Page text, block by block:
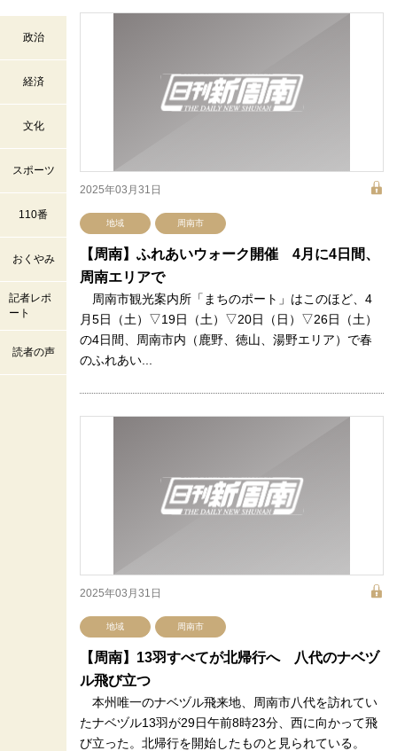
政治
経済
文化
スポーツ
110番
おくやみ
記者レポ
ート
読者の声
2025年03月31日
地域 周南市
【周南】ふれあいウォーク開催 4月に4日間、
周南エリアで
周南市観光案内所「まちのポート」はこのほど、4
月5日（土）▽19日（土）▽20日（日）▽26日（土）
の4日間、周南市内（鹿野、徳山、湯野エリア）で春
のふれあい...
2025年03月31日
地域 周南市
【周南】13羽すべてが北帰行へ 八代のナベヅ
ル飛び立つ
本州唯一のナベヅル飛来地、周南市八代を訪れてい
たナベヅル13羽が29日午前8時23分、西に向かって飛
び立った。北帰行を開始したものと見られている。